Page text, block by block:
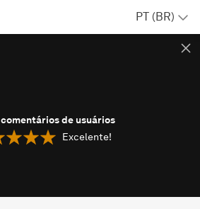
PT (BR)
comentários de usuários
Excelente!